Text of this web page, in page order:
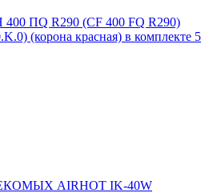
ПQ R290 (СF 400 FQ R290)
(корона красная) в комплекте 5
AIRHOT IK-40W